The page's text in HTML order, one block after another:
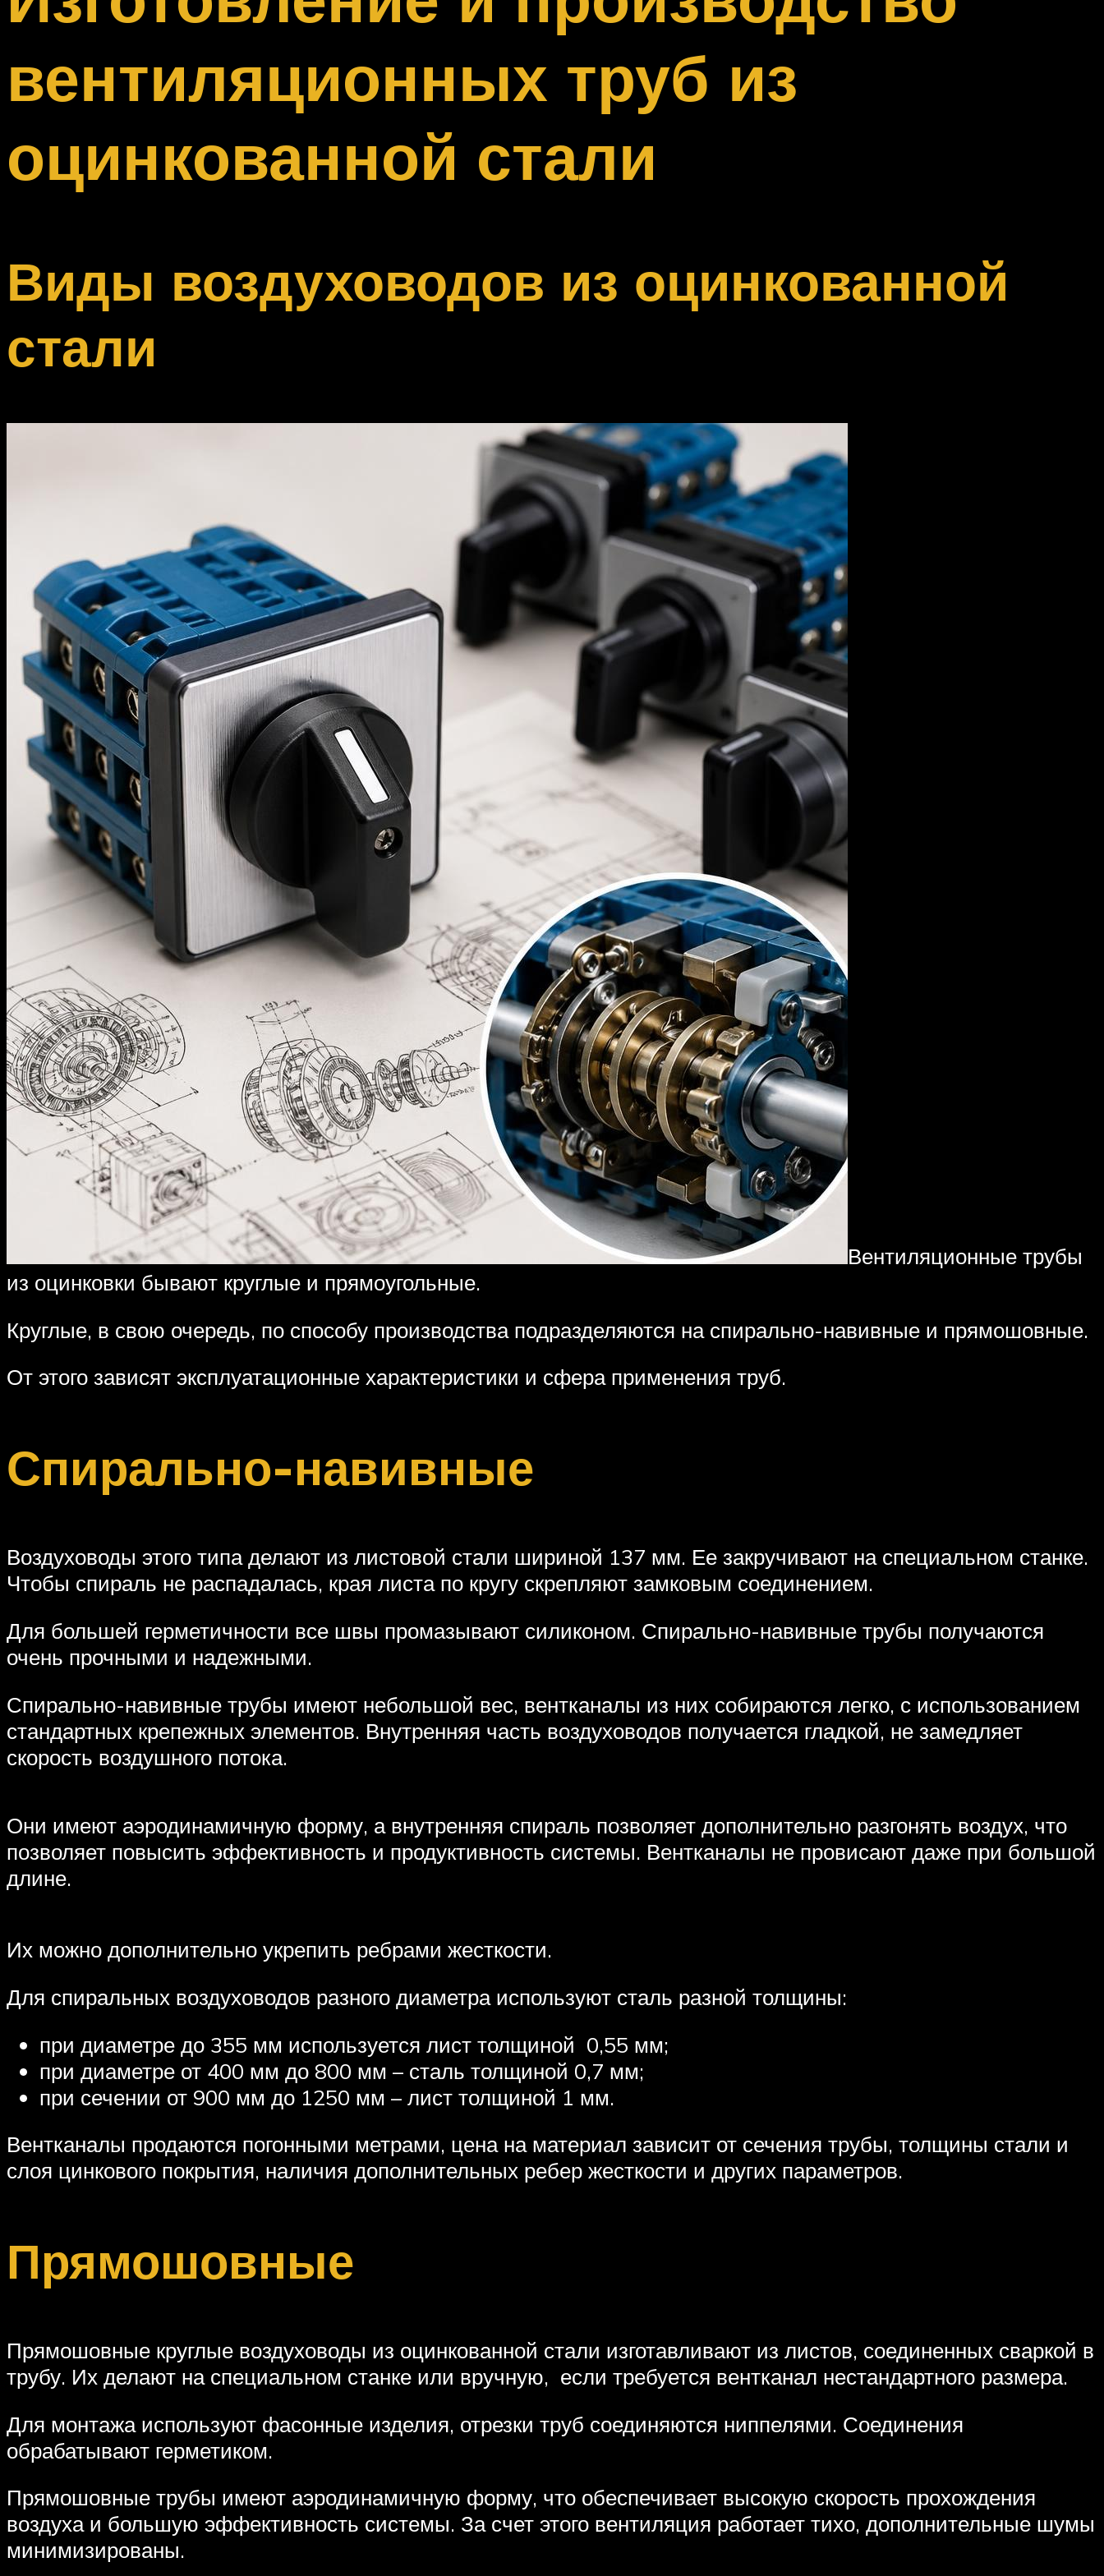
вентиляционных труб из
оцинкованной стали
Виды воздуховодов из оцинкованной
стали
Вентиляционные трубы
из оцинковки бывают круглые и прямоугольные.
Круглые, в свою очередь, по способу производства подразделяются на спирально-навивные и прямошовные.
От этого зависят эксплуатационные характеристики и сфера применения труб.
Спирально-навивные
Воздуховоды этого типа делают из листовой стали шириной 137 мм. Ее закручивают на специальном станке.
Чтобы спираль не распадалась, края листа по кругу скрепляют замковым соединением.
Для большей герметичности все швы промазывают силиконом. Спирально-навивные трубы получаются
очень прочными и надежными.
Спирально-навивные трубы имеют небольшой вес, вентканалы из них собираются легко, с использованием
стандартных крепежных элементов. Внутренняя часть воздуховодов получается гладкой, не замедляет
скорость воздушного потока.
Они имеют аэродинамичную форму, а внутренняя спираль позволяет дополнительно разгонять воздух, что
позволяет повысить эффективность и продуктивность системы. Вентканалы не провисают даже при большой
длине.
Их можно дополнительно укрепить ребрами жесткости.
Для спиральных воздуховодов разного диаметра используют сталь разной толщины:
при диаметре до 355 мм используется лист толщиной 0,55 мм;
при диаметре от 400 мм до 800 мм – сталь толщиной 0,7 мм;
при сечении от 900 мм до 1250 мм – лист толщиной 1 мм.
Вентканалы продаются погонными метрами, цена на материал зависит от сечения трубы, толщины стали и
слоя цинкового покрытия, наличия дополнительных ребер жесткости и других параметров.
Прямошовные
Прямошовные круглые воздуховоды из оцинкованной стали изготавливают из листов, соединенных сваркой в
трубу. Их делают на специальном станке или вручную, если требуется вентканал нестандартного размера.
Для монтажа используют фасонные изделия, отрезки труб соединяются ниппелями. Соединения
обрабатывают герметиком.
Прямошовные трубы имеют аэродинамичную форму, что обеспечивает высокую скорость прохождения
воздуха и большую эффективность системы. За счет этого вентиляция работает тихо, дополнительные шумы
минимизированы.